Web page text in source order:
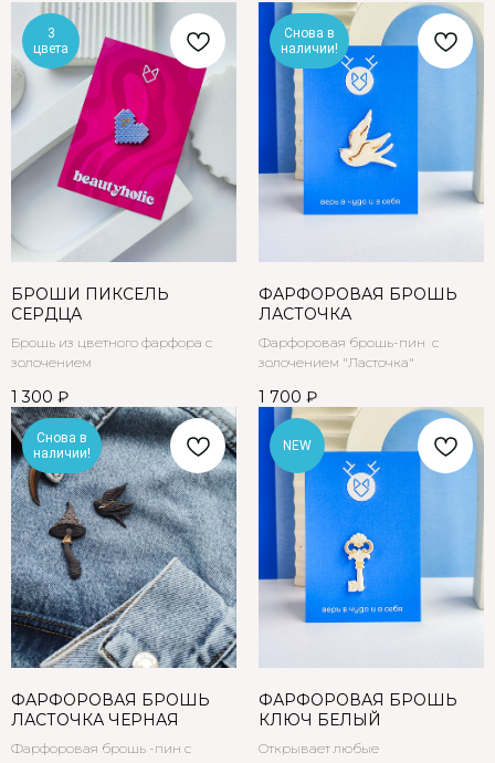
3
цвета
БРОШИ ПИКСЕЛЬ
СЕРДЦА
Брошь из цветного фарфора с
золочением
1 300 ₽
Снова в
наличии!
ФАРФОРОВАЯ БРОШЬ
ЛАСТОЧКА
Фарфоровая брошь-пин с
золочением "Ласточка"
1 700 ₽
Снова в
наличии!
ФАРФОРОВАЯ БРОШЬ
ЛАСТОЧКА ЧЕРНАЯ
Фарфоровая брошь -пин с
NEW
ФАРФОРОВАЯ БРОШЬ
КЛЮЧ БЕЛЫЙ
Открывает любые